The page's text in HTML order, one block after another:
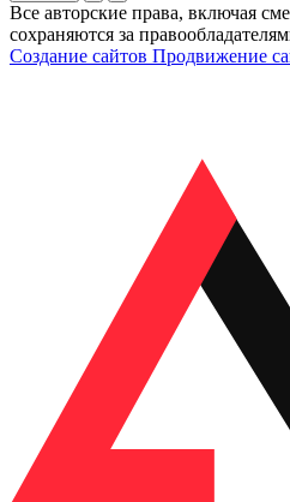
Все авторские права, включая
сохраняются за
Создание сайтов Продвижение